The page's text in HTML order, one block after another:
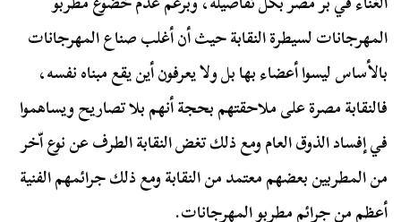
المهرجانات لسيطرة النقابة حيث أن أغلب صناع المهرجانات
بالأساس ليسوا أعضاء بها بل ولا يعرفون أين يقع مبناه نفسه،
فالنقابة مصرة على ملاحقتهم بحجة أنهم بلا تصاريح ويساهموا
في إفساد الذوق العام ومع ذلك تغض النقابة الطرف عن نوع اّخر
من المطربين بعضهم معتمد من النقابة ومع ذلك جرائمهم الفنية
أعظم من جرائم مطربو المهرجانات.